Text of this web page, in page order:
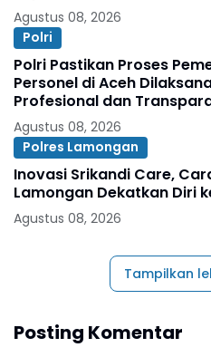
Agustus 08, 2026
Polri
Polri Pastikan Proses
Personel di Aceh
Profesional dan
Agustus 08, 2026
Polres Lamongan
Inovasi Srikandi Care,
Lamongan Dekatkan Diri
Agustus 08, 2026
Tampilkan
Posting Komentar